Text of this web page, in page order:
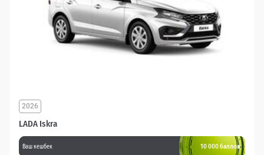
LADA Iskra
2026
Ваш кешбек 10 000 баллов